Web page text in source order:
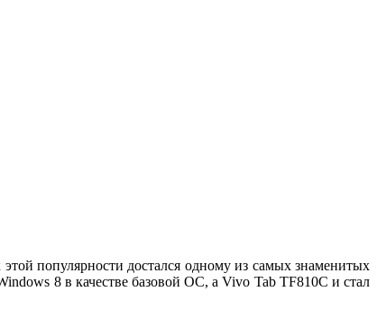
популярности достался одному из самых знаменитых
8 в качестве базовой ОС, а Vivo Tab TF810C и стал